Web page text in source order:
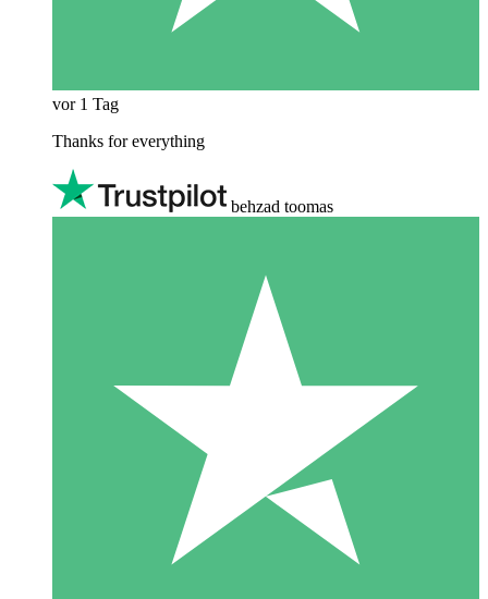
vor 1 Tag
Thanks for everything
behzad toomas